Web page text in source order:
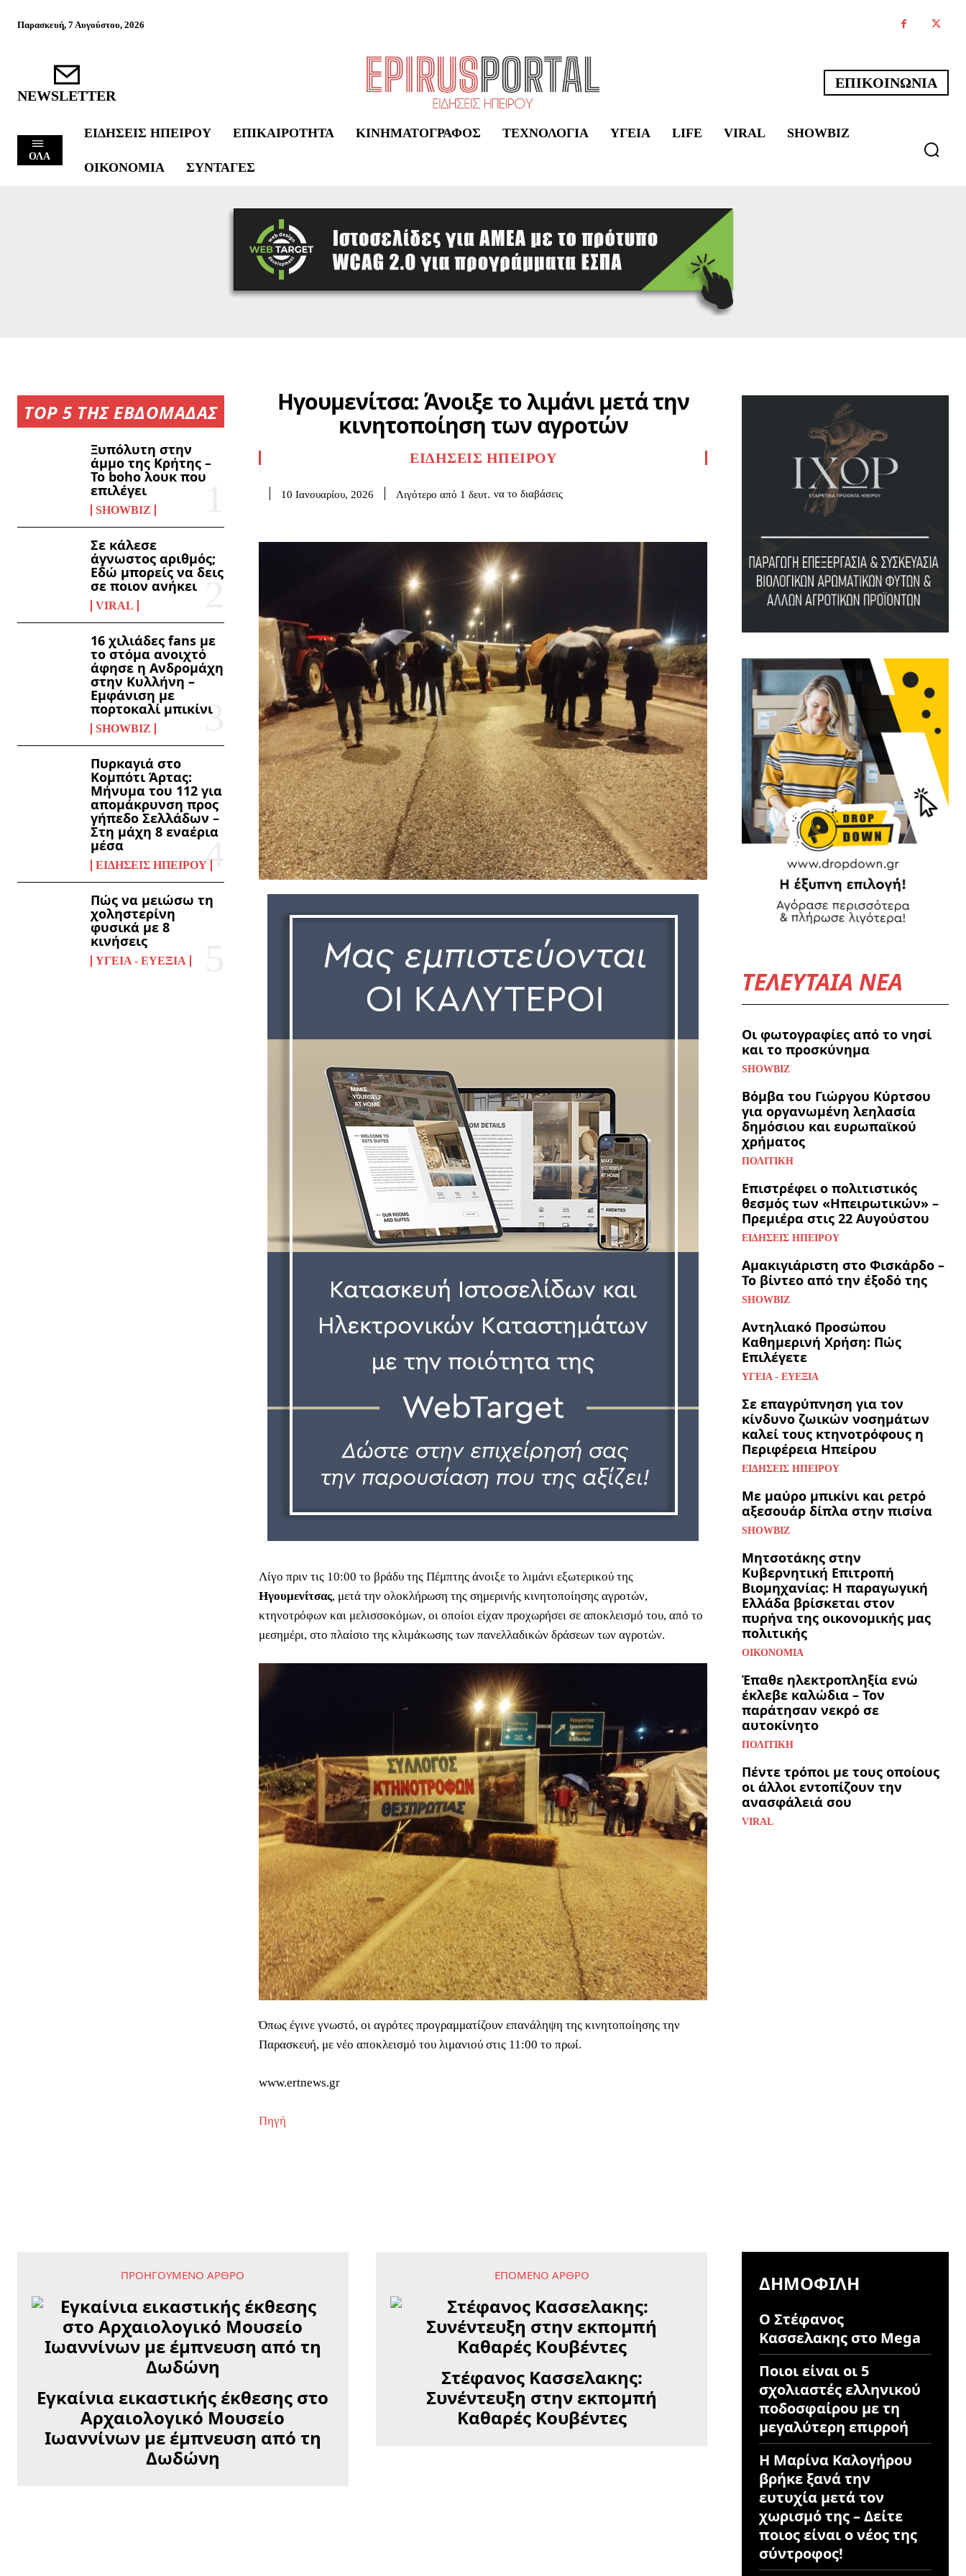
Παρασκευή, 7 Αυγούστου, 2026
NEWSLETTER
ΕΠΙΚΟΙΝΩΝΙΑ
ΟΛΑ
ΕΙΔΉΣΕΙΣ ΗΠΕΊΡΟΥ ΕΠΙΚΑΙΡΌΤΗΤΑ ΚΙΝΗΜΑΤΟΓΡΆΦΟΣ ΤΕΧΝΟΛΟΓΊΑ ΥΓΕΊΑ LIFE VIRAL SHOWBIZ
ΟΙΚΟΝΟΜΊΑ ΣΥΝΤΑΓΈΣ
TOP 5 ΤΗΣ ΕΒΔΟΜΑΔΑΣ
Ξυπόλυτη στην
άμμο της Κρήτης –
Το boho λουκ που
επιλέγει
SHOWBIZ
Σε κάλεσε
άγνωστος αριθμός;
Εδώ μπορείς να δεις
σε ποιον ανήκει
VIRAL
16 χιλιάδες fans με
το στόμα ανοιχτό
άφησε η Ανδρομάχη
στην Κυλλήνη –
Εμφάνιση με
πορτοκαλί μπικίνι
SHOWBIZ
Πυρκαγιά στο
Κομπότι Άρτας:
Μήνυμα του 112 για
απομάκρυνση προς
γήπεδο Σελλάδων –
Στη μάχη 8 εναέρια
μέσα
ΕΙΔΉΣΕΙΣ ΗΠΕΊΡΟΥ
Πώς να μειώσω τη
χοληστερίνη
φυσικά με 8
κινήσεις
ΥΓΕΊΑ - ΕΥΕΞΊΑ
Ηγουμενίτσα: Άνοιξε το λιμάνι μετά την
κινητοποίηση των αγροτών
ΕΙΔΉΣΕΙΣ ΗΠΕΊΡΟΥ
10 Ιανουαρίου, 2026 Λιγότερο από 1 δευτ. να το διαβάσεις
Λίγο πριν τις 10:00 το βράδυ της Πέμπτης άνοιξε το λιμάνι εξωτερικού της
Ηγουμενίτσας, μετά την ολοκλήρωση της σημερινής κινητοποίησης αγροτών,
κτηνοτρόφων και μελισσοκόμων, οι οποίοι είχαν προχωρήσει σε αποκλεισμό του, από το
μεσημέρι, στο πλαίσιο της κλιμάκωσης των πανελλαδικών δράσεων των αγροτών.
Όπως έγινε γνωστό, οι αγρότες προγραμματίζουν επανάληψη της κινητοποίησης την
Παρασκευή, με νέο αποκλεισμό του λιμανιού στις 11:00 το πρωί.
www.ertnews.gr
Πηγή
ΤΕΛΕΥΤΑΙΑ ΝΕΑ
Οι φωτογραφίες από το νησί
και το προσκύνημα
SHOWBIZ
Βόμβα του Γιώργου Κύρτσου
για οργανωμένη λεηλασία
δημόσιου και ευρωπαϊκού
χρήματος
ΠΟΛΙΤΙΚΉ
Επιστρέφει ο πολιτιστικός
θεσμός των «Ηπειρωτικών» –
Πρεμιέρα στις 22 Αυγούστου
ΕΙΔΉΣΕΙΣ ΗΠΕΊΡΟΥ
Αμακιγιάριστη στο Φισκάρδο –
Το βίντεο από την έξοδό της
SHOWBIZ
Αντηλιακό Προσώπου
Καθημερινή Χρήση: Πώς
Επιλέγετε
ΥΓΕΊΑ - ΕΥΕΞΊΑ
Σε επαγρύπνηση για τον
κίνδυνο ζωικών νοσημάτων
καλεί τους κτηνοτρόφους η
Περιφέρεια Ηπείρου
ΕΙΔΉΣΕΙΣ ΗΠΕΊΡΟΥ
Με μαύρο μπικίνι και ρετρό
αξεσουάρ δίπλα στην πισίνα
SHOWBIZ
Μητσοτάκης στην
Κυβερνητική Επιτροπή
Βιομηχανίας: Η παραγωγική
Ελλάδα βρίσκεται στον
πυρήνα της οικονομικής μας
πολιτικής
ΟΙΚΟΝΟΜΊΑ
Έπαθε ηλεκτροπληξία ενώ
έκλεβε καλώδια – Τον
παράτησαν νεκρό σε
αυτοκίνητο
ΠΟΛΙΤΙΚΉ
Πέντε τρόποι με τους οποίους
οι άλλοι εντοπίζουν την
ανασφάλειά σου
VIRAL
ΠΡΟΗΓΟΎΜΕΝΟ ΆΡΘΡΟ
Εγκαίνια εικαστικής έκθεσης στο
Αρχαιολογικό Μουσείο
Ιωαννίνων με έμπνευση από τη
Δωδώνη
ΕΠΌΜΕΝΟ ΆΡΘΡΟ
Στέφανος Κασσελακης:
Συνέντευξη στην εκπομπή
Καθαρές Κουβέντες
ΔΗΜΟΦΙΛΉ
Ο Στέφανος
Κασσελακης στο Mega
Ποιοι είναι οι 5
σχολιαστές ελληνικού
ποδοσφαίρου με τη
μεγαλύτερη επιρροή
Η Μαρίνα Καλογήρου
βρήκε ξανά την
ευτυχία μετά τον
χωρισμό της – Δείτε
ποιος είναι ο νέος της
σύντροφος!